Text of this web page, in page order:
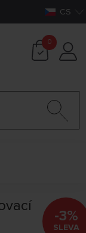
CS
0
-3%
SLEVA